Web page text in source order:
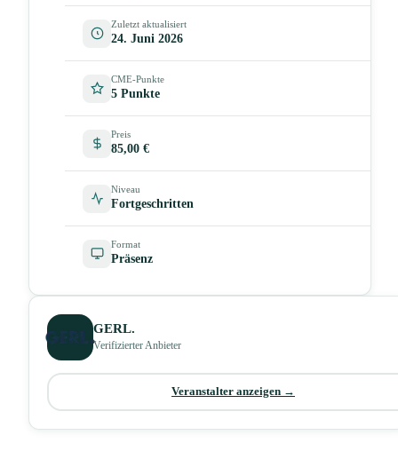
Zuletzt aktualisiert
24. Juni 2026
CME-Punkte
5 Punkte
Preis
85,00 €
Niveau
Fortgeschritten
Format
Präsenz
GERL.
Verifizierter Anbieter
Veranstalter anzeigen →